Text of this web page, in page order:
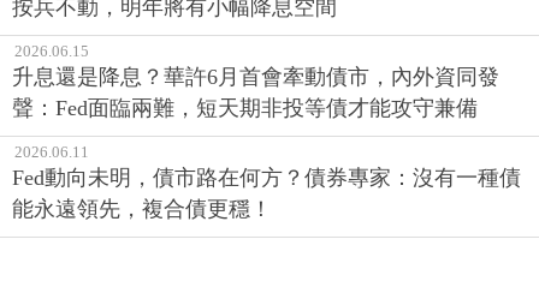
按兵不動，明年將有小幅降息空間
2026.06.15
升息還是降息？華許6月首會牽動債市，內外資同發
聲：Fed面臨兩難，短天期非投等債才能攻守兼備
2026.06.11
Fed動向未明，債市路在何方？債券專家：沒有一種債
能永遠領先，複合債更穩！